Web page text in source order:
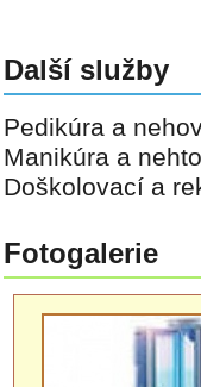
Další služby
Pedikúra a
Manikúra a
Doškolovací a
Fotogalerie